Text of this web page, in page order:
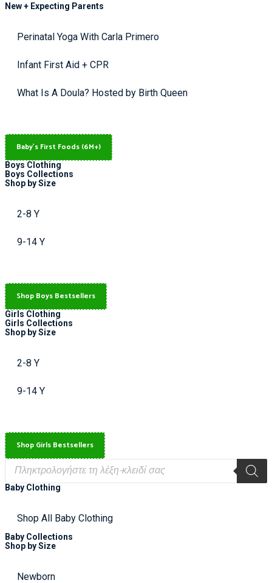
New + Expecting Parents
Perinatal Yoga With Carla Primero
Infant First Aid + CPR
What Is A Doula? Hosted by Birth Queen
Baby's First Foods (6M+)
Boys Clothing
Boys Collections
Shop by Size
2-8 Y
9-14 Y
Shop Boys Bestsellers
Girls Clothing
Girls Collections
Shop by Size
2-8 Y
9-14 Y
Shop Girls Bestsellers
Baby Clothing
Shop All Baby Clothing
Baby Collections
Shop by Size
Newborn